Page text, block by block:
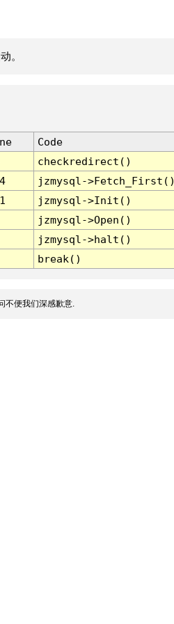
。
Code
checkredirect()
jzmysql-
jzmysql->Init()
jzmysql->Open()
jzmysql->halt()
break()
不便我们深感歉意.